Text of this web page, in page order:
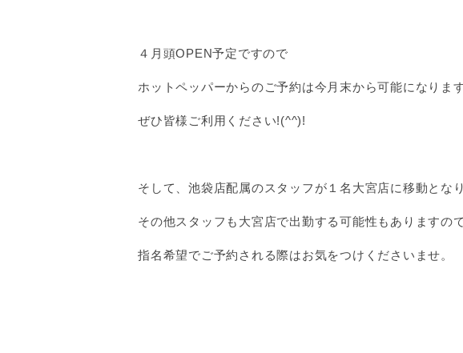
４月頭OPEN予定ですので
ホットペッパーからのご予約は今月末から可能になります
ぜひ皆様ご利用ください!(^^)!
そして、池袋店配属のスタッフが１名大宮店に移動となり
その他スタッフも大宮店で出勤する可能性もありますの
指名希望でご予約される際はお気をつけくださいませ。